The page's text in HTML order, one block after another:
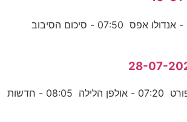
06:00 - טורק טלקום - אנדולו אפס 07:50 - סיכום הסיבוב
06:30 - חדשות הספורט 07:20 - אולפן הלילה 08:05 - חדשות